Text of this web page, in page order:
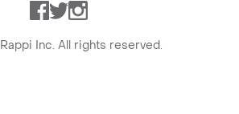
Facebook
TwitterInstagram
Rappi Inc. All rights reserved.